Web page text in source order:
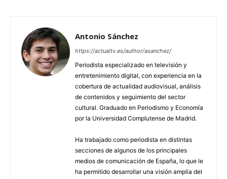
Antonio Sánchez
https://actualtv.es/author/asanchez/
Periodista especializado en televisión y
entretenimiento digital, con experiencia en la
cobertura de actualidad audiovisual, análisis
de contenidos y seguimiento del sector
cultural. Graduado en Periodismo y Economía
por la Universidad Complutense de Madrid.
Ha trabajado como periodista en distintas
secciones de algunos de los principales
medios de comunicación de España, lo que le
ha permitido desarrollar una visión amplia del